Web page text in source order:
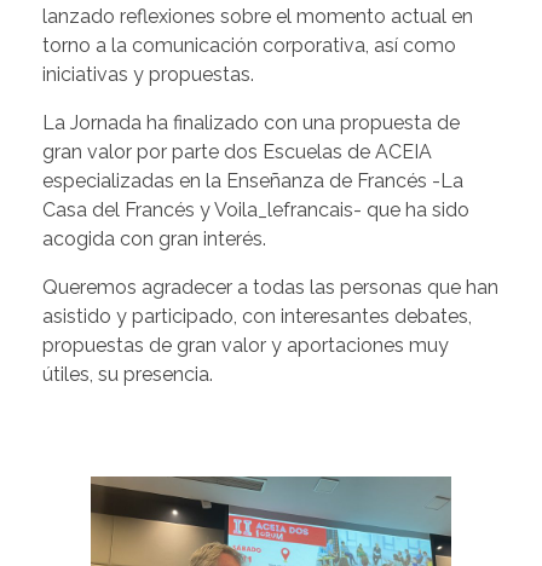
lanzado reflexiones sobre el momento actual en
torno a la comunicación corporativa, así como
iniciativas y propuestas.
La Jornada ha finalizado con una propuesta de
gran valor por parte dos Escuelas de ACEIA
especializadas en la Enseñanza de Francés -La
Casa del Francés y Voila_lefrancais- que ha sido
acogida con gran interés.
Queremos agradecer a todas las personas que han
asistido y participado, con interesantes debates,
propuestas de gran valor y aportaciones muy
útiles, su presencia.